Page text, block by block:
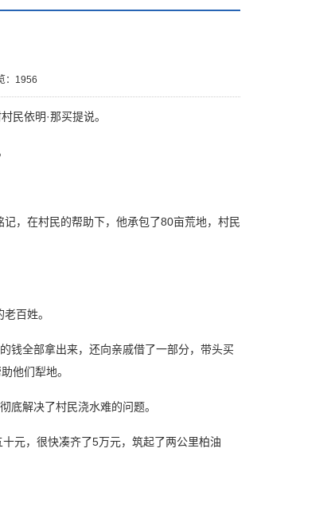
1956
民依明·那买提说。
，在村民的帮助下，他承包了80亩荒地，村民
百姓。
钱全部拿出来，还向亲戚借了一部分，带头买
他们犁地。
底解决了村民浇水难的问题。
元，很快凑齐了5万元，筑起了两公里柏油